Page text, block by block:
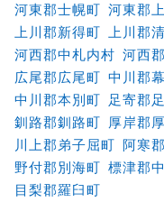
河東郡士幌町 河東郡
上川郡新得町
上川郡
河西郡中札内村 河西
広尾郡広尾町 中川郡
中川郡本別町
足寄郡
釧路郡釧路町
厚岸郡
川上郡弟子屈町 阿寒
野付郡別海町 標津郡
目梨郡羅臼町